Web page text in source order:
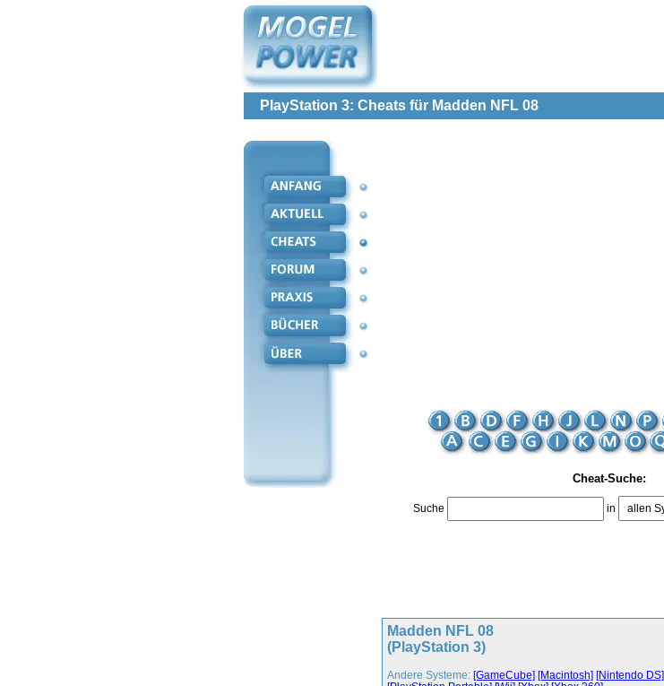
PlayStation 3: Cheats für Madden NFL 08
Cheat-Suche:
Suche in
Madden NFL 08
(PlayStation 3)
Andere Systeme: [GameCube] [Macintosh] [Nintendo DS]